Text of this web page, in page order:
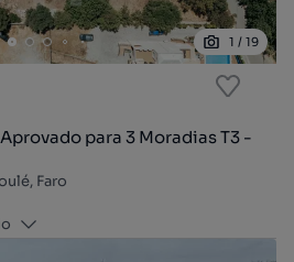
1 / 19
para 3 Moradias T3 -
Faro